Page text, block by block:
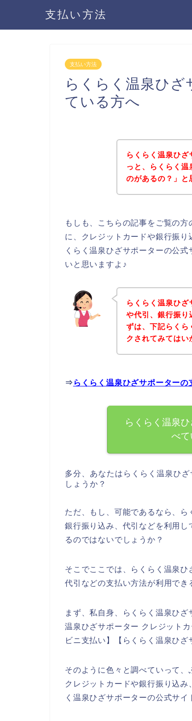
支払い方法
支払い方法
らくらく温泉ひざ
ている方へ
らくらく温泉ひ
っと、らくらく
のがあるの？」と
もしも、こちらの記事をご覧の
に、クレジットカードや銀行振
くらく温泉ひざサポーターの公
いと思いますよ♪
らくらく温泉ひ
や代引、銀行振り
ずは、下記らくら
クされてみてはい
⇒ らくらく温泉ひざサポーター
らくらく温泉
べて
多分、あなたはらくらく温泉ひ
しょうか？
ただ、もし、可能であるなら、
銀行振り込み、代引などを利用
るのではないでしょうか？
そこでここでは、らくらく温泉ひ
代引などの支払い方法が利用でき
まず、私自身、らくらく温泉ひ
温泉ひざサポーター クレジット
ビニ支払い】【らくらく温泉ひ
そのように色々と調べていって
クレジットカードや銀行振り込
く温泉ひざサポーターの公式サ